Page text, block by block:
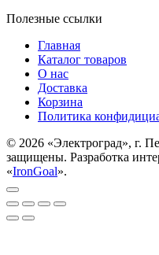
Полезные ссылки
Главная
Каталог товаров
О нас
Доставка
Корзина
Политика
© 2026 «Электроград», г.
защищены. Разработка
«IronGoal».